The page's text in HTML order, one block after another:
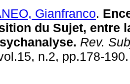
Gianfranco.
du Sujet, entre
. Rev.
n.2, pp.178-